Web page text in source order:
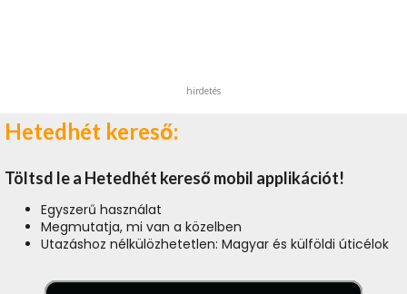
hirdetés
Hetedhét kereső:
Töltsd le a Hetedhét kereső mobil applikációt!
Egyszerű használat
Megmutatja, mi van a közelben
Utazáshoz nélkülözhetetlen: Magyar és külföldi úticélok